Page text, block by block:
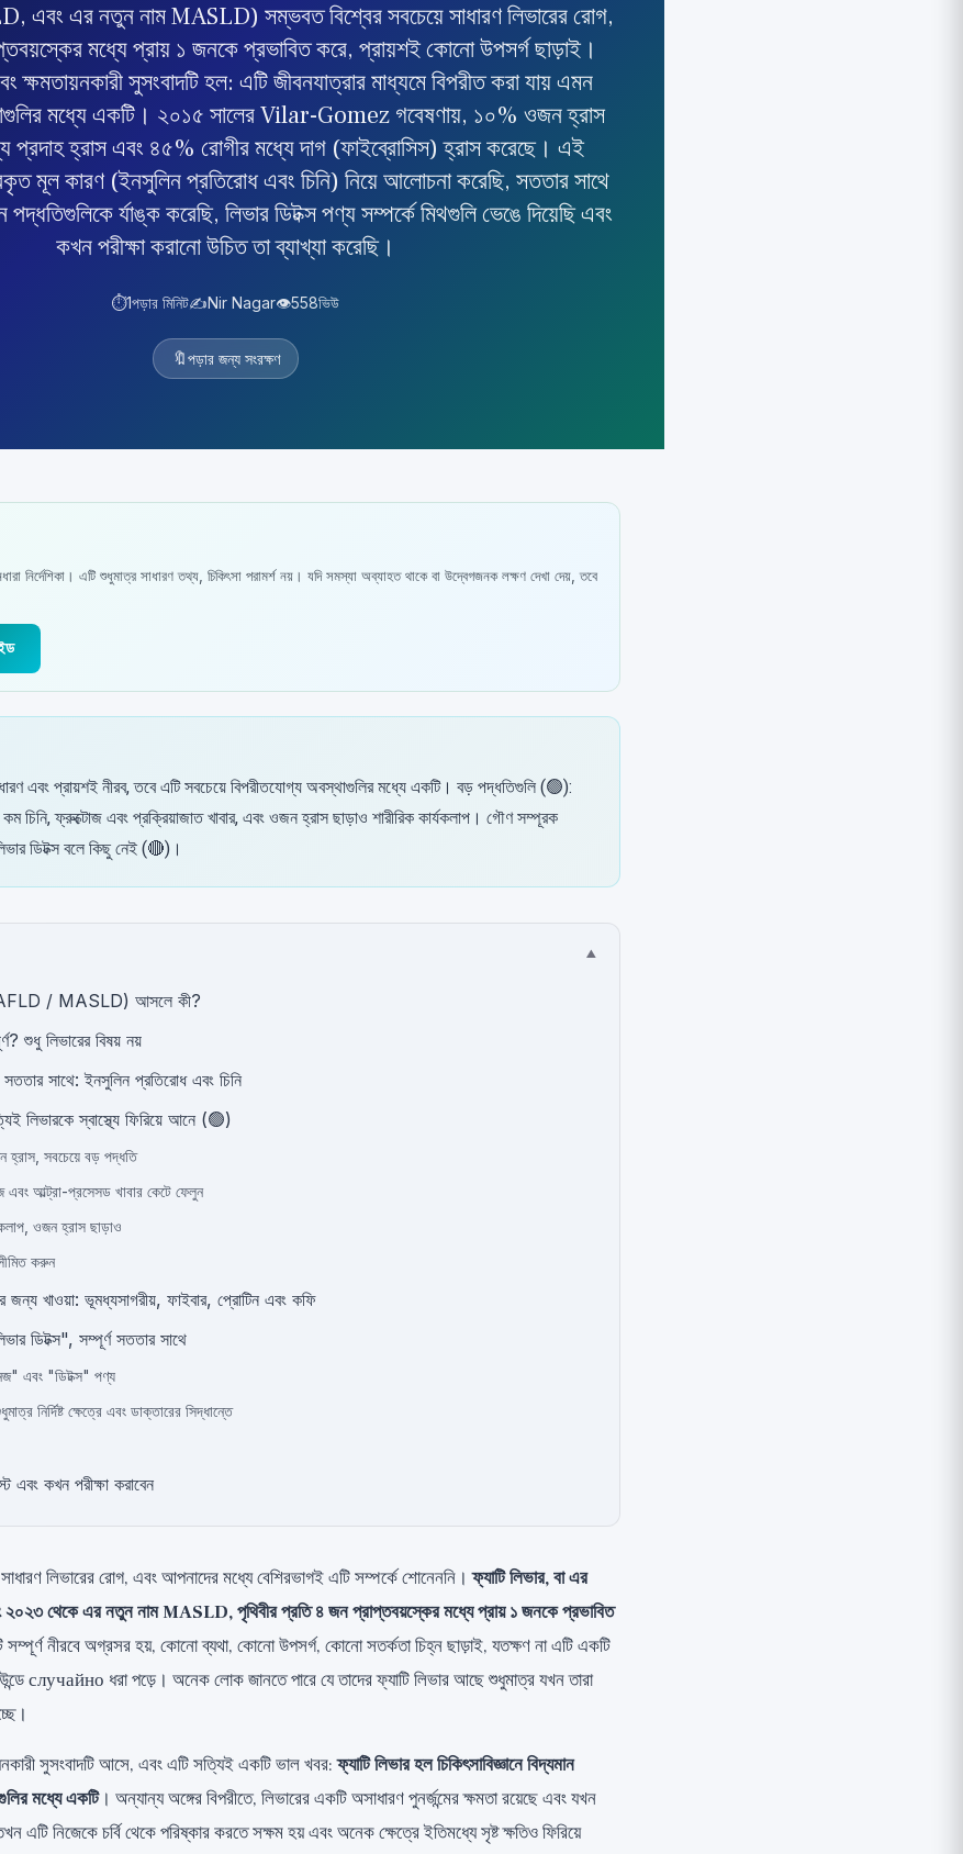
এবং এর নতুন নাম MASLD) সম্ভবত বিশ্বের সবচেয়ে সাধারণ লিভারের রোগ,
মধ্যে প্রায় ১ জনকে প্রভাবিত করে, প্রায়শই কোনো উপসর্গ ছাড়াই।
ক্ষমতায়নকারী সুসংবাদটি হল: এটি জীবনযাত্রার মাধ্যমে বিপরীত করা যায় এমন
মধ্যে একটি। ২০১৫ সালের Vilar-Gomez গবেষণায়, ১০% ওজন হ্রাস
প্রদাহ হ্রাস এবং ৪৫% রোগীর মধ্যে দাগ (ফাইব্রোসিস) হ্রাস করেছে। এই
মূল কারণ (ইনসুলিন প্রতিরোধ এবং চিনি) নিয়ে আলোচনা করেছি, সততার সাথে
র্যাঙ্ক করেছি, লিভার ডিটক্স পণ্য সম্পর্কে মিথগুলি ভেঙে দিয়েছি এবং
কখন পরীক্ষা করানো উচিত তা ব্যাখ্যা করেছি।
⏱️1পড়ার মিনিট✍️Nir Nagar👁️558ভিউ
🔖পড়ার জন্য সংরক্ষণ
নির্দেশিকা। এটি শুধুমাত্র সাধারণ তথ্য, চিকিৎসা পরামর্শ নয়। যদি সমস্যা অব্যাহত থাকে বা উদ্বেগজনক লক্ষণ দেখা দেয়, তবে
এবং প্রায়শই নীরব, তবে এটি সবচেয়ে বিপরীতযোগ্য অবস্থাগুলির মধ্যে একটি। বড় পদ্ধতিগুলি (🟢):
চিনি, ফ্রুক্টোজ এবং প্রক্রিয়াজাত খাবার, এবং ওজন হ্রাস ছাড়াও শারীরিক কার্যকলাপ। গৌণ সম্পূরক
ডিটক্স বলে কিছু নেই (🔴)।
▾
/ MASLD) আসলে কী?
শুধু লিভারের বিষয় নয়
সাথে: ইনসুলিন প্রতিরোধ এবং চিনি
লিভারকে স্বাস্থ্যে ফিরিয়ে আনে (🟢)
সবচেয়ে বড় পদ্ধতি
এবং আল্ট্রা-প্রসেসড খাবার কেটে ফেলুন
ওজন হ্রাস ছাড়াও
করুন
জন্য খাওয়া: ভূমধ্যসাগরীয়, ফাইবার, প্রোটিন এবং কফি
ডিটক্স", সম্পূর্ণ সততার সাথে
এবং "ডিটক্স" পণ্য
নির্দিষ্ট ক্ষেত্রে এবং ডাক্তারের সিদ্ধান্তে
এবং কখন পরীক্ষা করাবেন
লিভারের রোগ, এবং আপনাদের মধ্যে বেশিরভাগই এটি সম্পর্কে শোনেননি।ফ্যাটি লিভার, বা এর
থেকে এর নতুন নাম MASLD, পৃথিবীর প্রতি ৪ জন প্রাপ্তবয়স্কের মধ্যে প্রায় ১ জনকে প্রভাবিত
সম্পূর্ণ নীরবে অগ্রসর হয়, কোনো ব্যথা, কোনো উপসর্গ, কোনো সতর্কতা চিহ্ন ছাড়াই, যতক্ষণ না এটি একটি
случайно ধরা পড়ে। অনেক লোক জানতে পারে যে তাদের ফ্যাটি লিভার আছে শুধুমাত্র যখন তারা
সুসংবাদটি আসে, এবং এটি সত্যিই একটি ভাল খবর:ফ্যাটি লিভার হল চিকিৎসাবিজ্ঞানে বিদ্যমান
মধ্যে একটি। অন্যান্য অঙ্গের বিপরীতে, লিভারের একটি অসাধারণ পুনর্জন্মের ক্ষমতা রয়েছে এবং যখন
এটি নিজেকে চর্বি থেকে পরিষ্কার করতে সক্ষম হয় এবং অনেক ক্ষেত্রে ইতিমধ্যে সৃষ্ট ক্ষতিও ফিরিয়ে